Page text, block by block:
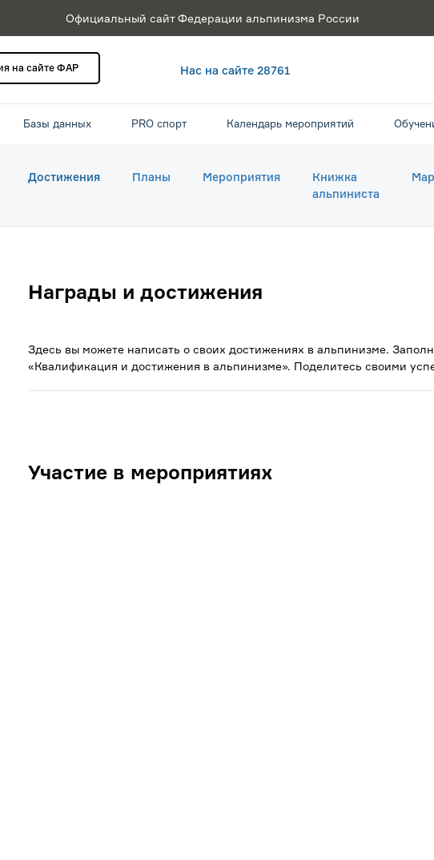
Официальный сайт Федерации альпинизма России
на сайте ФАР Нас на сайте 28761
Базы данных PRO спорт Календарь мероприятий
Достижения Планы Мероприятия
Книжка
альпиниста
Награды и достижения
Здесь вы можете написать о своих достижениях в альпинизме.
«Квалификация и достижения в альпинизме». Поделитесь своими
Участие в мероприятиях